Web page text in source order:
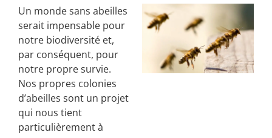
Un monde sans abeilles
serait impensable pour
notre biodiversité et,
par conséquent, pour
notre propre survie.
Nos propres colonies
d’abeilles sont un projet
qui nous tient
particulièrement à